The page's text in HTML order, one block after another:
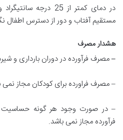
در دمای کمتر از 25
مستقیم آفتاب و دور از دسترس اطفال
هشدار مصرف
–مصرف فرآورده در دوران بارداری و
– مصرف فراورده برای کودکان مجاز نمی
– در صورت وجود هر گونه حساسیت
فرآورده مجاز نمی باشد.